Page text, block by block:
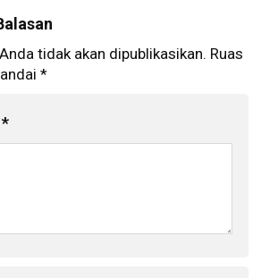
tidak akan dipublikasikan. Ruas
*
*